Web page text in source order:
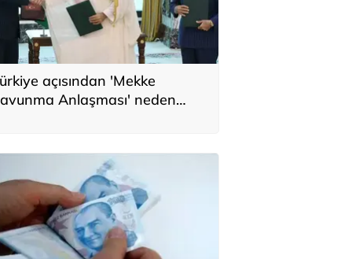
açısından 'Mekke
Anlaşması' neden